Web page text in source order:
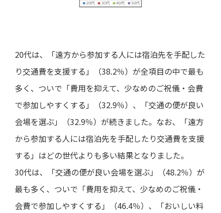
20代は、「遠方から参加する人には宿泊先を手配した
り交通費を支援する」（38.2％）が全項目の中で最も
多く、ついで「費用を抑えて、少なめのご祝儀・会費
で参加しやすくする」（32.9％）、「交通の便が良い
会場を選ぶ」（32.9％）が続きました。なお、「遠方
から参加する人には宿泊先を手配したり交通費を支援
する」はどの世代よりも多い結果となりました。
30代は、「交通の便が良い会場を選ぶ」（48.2％）が
最も多く、ついで「費用を抑えて、少なめのご祝儀・
会費で参加しやすくする」（46.4％）、「おいしい料